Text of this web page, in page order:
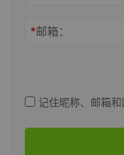
*邮箱：
记住昵称、邮箱